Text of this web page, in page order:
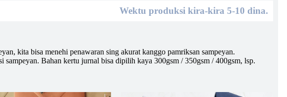
Wektu produksi kira-kira 5-10 dina.
kita bisa menehi penawaran sing akurat kanggo pamriksan sampeyan.
Bahan kertu jurnal bisa dipilih kaya 300gsm / 350gsm / 400gsm, lsp.